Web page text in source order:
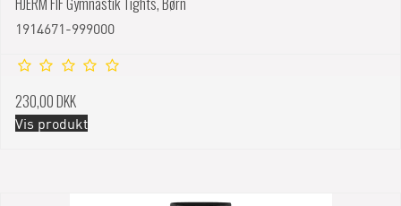
1914671-999000
230,00 DKK
Vis produkt